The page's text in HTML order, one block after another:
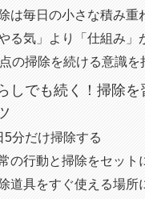
は毎日の小さな積み重
やる気」より「仕組み」
の掃除を続ける意識を
しでも続く！掃除を
5分だけ掃除する
の行動と掃除をセット
道具をすぐ使える場所